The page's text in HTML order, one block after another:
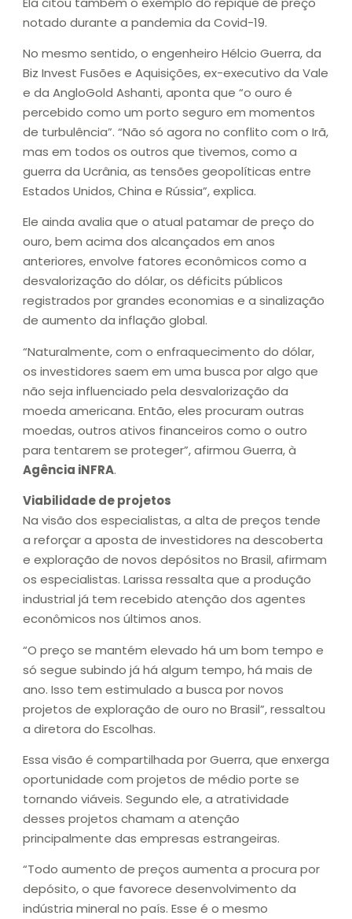
notado durante a pandemia da Covid-19.
No mesmo sentido, o engenheiro Hélcio Guerra, da
Biz Invest Fusões e Aquisições, ex-executivo da Vale
e da AngloGold Ashanti, aponta que “o ouro é
percebido como um porto seguro em momentos
de turbulência”. “Não só agora no conflito com o Irã,
mas em todos os outros que tivemos, como a
guerra da Ucrânia, as tensões geopolíticas entre
Estados Unidos, China e Rússia”, explica.
Ele ainda avalia que o atual patamar de preço do
ouro, bem acima dos alcançados em anos
anteriores, envolve fatores econômicos como a
desvalorização do dólar, os déficits públicos
registrados por grandes economias e a sinalização
de aumento da inflação global.
“Naturalmente, com o enfraquecimento do dólar,
os investidores saem em uma busca por algo que
não seja influenciado pela desvalorização da
moeda americana. Então, eles procuram outras
moedas, outros ativos financeiros como o outro
para tentarem se proteger”, afirmou Guerra, à
Agência iNFRA.
Viabilidade de projetos
Na visão dos especialistas, a alta de preços tende
a reforçar a aposta de investidores na descoberta
e exploração de novos depósitos no Brasil, afirmam
os especialistas. Larissa ressalta que a produção
industrial já tem recebido atenção dos agentes
econômicos nos últimos anos.
“O preço se mantém elevado há um bom tempo e
só segue subindo já há algum tempo, há mais de
ano. Isso tem estimulado a busca por novos
projetos de exploração de ouro no Brasil”, ressaltou
a diretora do Escolhas.
Essa visão é compartilhada por Guerra, que enxerga
oportunidade com projetos de médio porte se
tornando viáveis. Segundo ele, a atratividade
desses projetos chamam a atenção
principalmente das empresas estrangeiras.
“Todo aumento de preços aumenta a procura por
depósito, o que favorece desenvolvimento da
indústria mineral no país. Esse é o mesmo